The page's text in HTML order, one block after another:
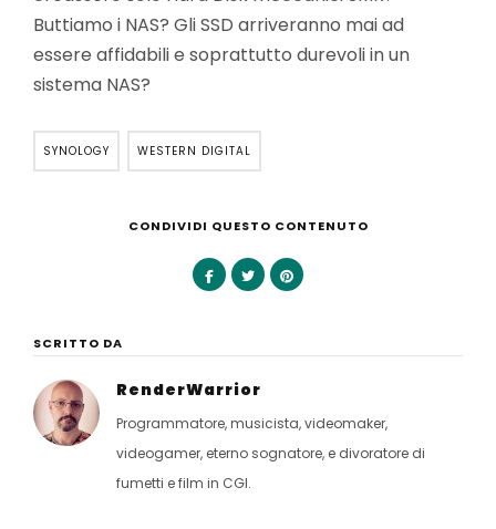
Buttiamo i NAS? Gli SSD arriveranno mai ad
essere affidabili e soprattutto durevoli in un
sistema NAS?
SYNOLOGY WESTERN DIGITAL
CONDIVIDI QUESTO CONTENUTO
SCRITTO DA
RenderWarrior
Programmatore, musicista, videomaker,
videogamer, eterno sognatore, e divoratore di
fumetti e film in CGI.